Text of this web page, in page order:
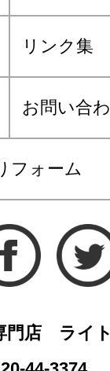
リンク集
お問い合
フォーム
門店 ライ